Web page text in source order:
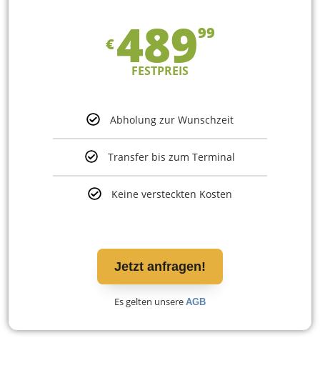
€48999
FESTPREIS
Abholung zur Wunschzeit
Transfer bis zum Terminal
Keine versteckten Kosten
Jetzt anfragen!
Es gelten unsere AGB